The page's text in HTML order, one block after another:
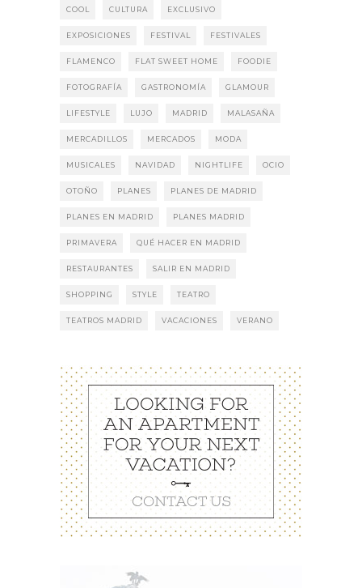
COOL CULTURA EXCLUSIVO
EXPOSICIONES FESTIVAL FESTIVALES
FLAMENCO FLAT SWEET HOME FOODIE
FOTOGRAFÍA GASTRONOMÍA GLAMOUR
LIFESTYLE LUJO MADRID MALASAÑA
MERCADILLOS MERCADOS MODA
MUSICALES NAVIDAD NIGHTLIFE OCIO
OTOÑO PLANES PLANES DE MADRID
PLANES EN MADRID PLANES MADRID
PRIMAVERA QUÉ HACER EN MADRID
RESTAURANTES SALIR EN MADRID
SHOPPING STYLE TEATRO
TEATROS MADRID VACACIONES VERANO